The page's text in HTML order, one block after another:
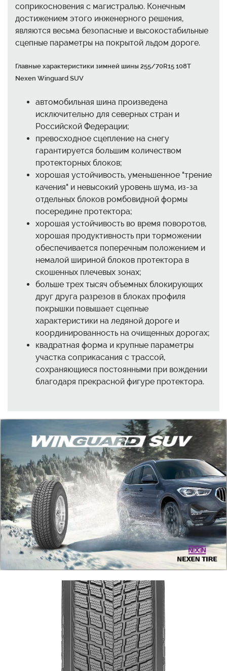
соприкосновения с магистралью. Конечным
достижением этого инженерного решения,
являются весьма безопасные и высокостабильные
сцепные параметры на покрытой льдом дороге.
Главные характеристики зимней шины 255/70R15 108T
Nexen Winguard SUV
автомобильная шина произведена
исключительно для северных стран и
Российской Федерации;
превосходное сцепление на снегу
гарантируется большим количеством
протекторных блоков;
хорошая устойчивость, уменьшенное "трение
качения" и невысокий уровень шума, из-за
отдельных блоков ромбовидной формы
посередине протектора;
хорошая устойчивость во время поворотов,
хорошая продуктивность при торможении
обеспечивается поперечным положением и
немалой шириной блоков протектора в
скошенных плечевых зонах;
больше трех тысяч объемных блокирующих
друг друга разрезов в блоках профиля
покрышки повышает сцепные
характеристики на ледяной дороге и
координированность на очищенных дорогах;
квадратная форма и крупные параметры
участка соприкасания с трассой,
сохраняющиеся постоянными при вождении
благодаря прекрасной фигуре протектора.